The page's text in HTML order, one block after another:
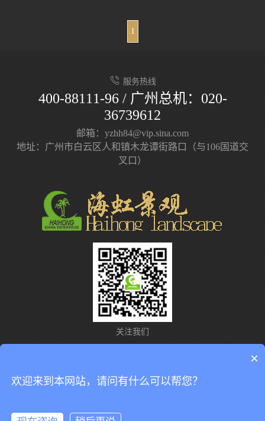
1
服务热线
400-88111-96 / 广州总机：020-
36739612
邮箱：yzhh84@vip.sina.com
地址：广州市白云区人和镇木龙谭街路口（与106国道交
叉口）
关注我们
×
欢迎来到本网站，请问有什么可以帮您？